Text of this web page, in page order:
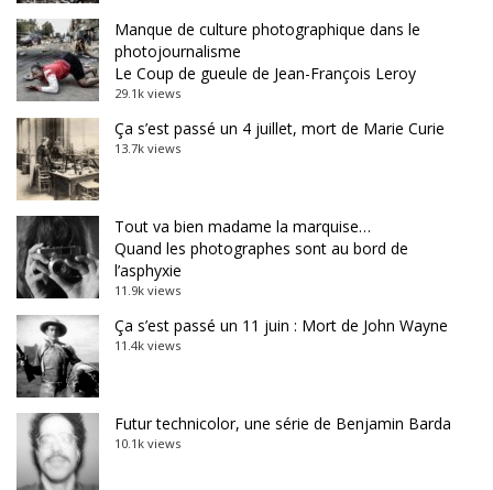
Manque de culture photographique dans le
photojournalisme
Le Coup de gueule de Jean-François Leroy
29.1k views
Ça s’est passé un 4 juillet, mort de Marie Curie
13.7k views
Tout va bien madame la marquise…
Quand les photographes sont au bord de
l’asphyxie
11.9k views
Ça s’est passé un 11 juin : Mort de John Wayne
11.4k views
Futur technicolor, une série de Benjamin Barda
10.1k views